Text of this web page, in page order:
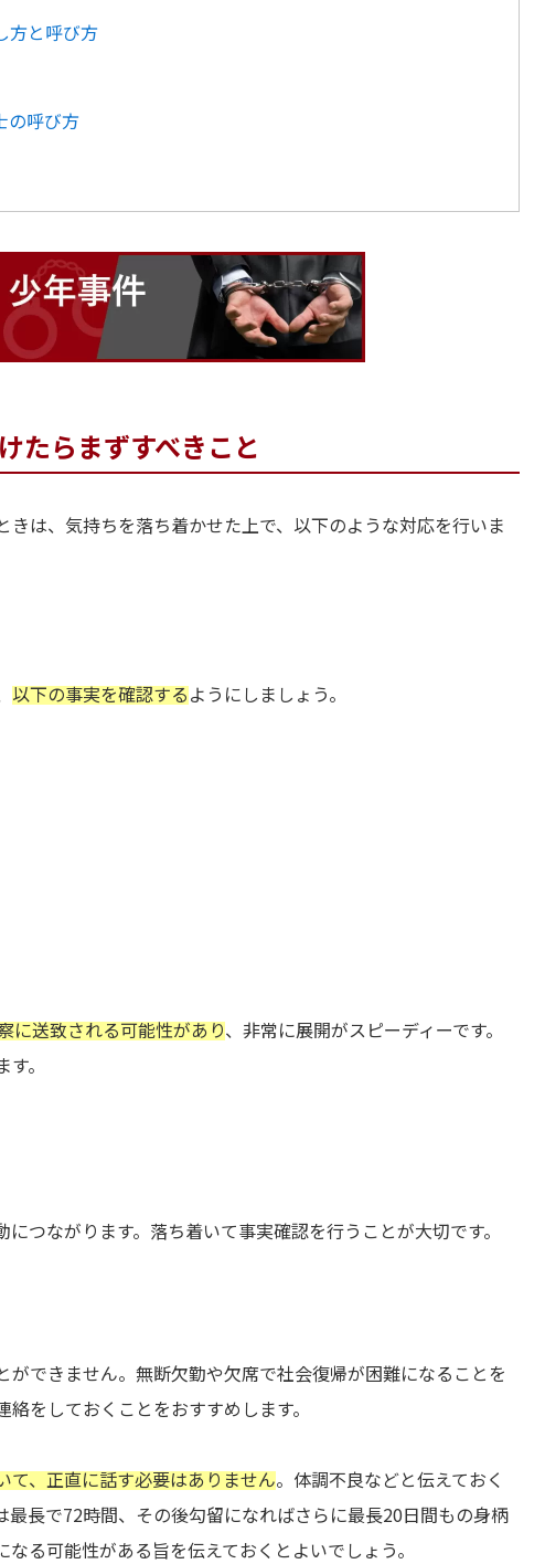
方と呼び方
の呼び方
たらまずすべきこと
は、気持ちを落ち着かせた上で、以下のような対応を行いま
以下の事実を確認するようにしましょう。
に送致される可能性があり、非常に展開がスピーディーです。
。
つながります。落ち着いて事実確認を行うことが大切です。
できません。無断欠勤や欠席で社会復帰が困難になることを
をしておくことをおすすめします。
て、正直に話す必要はありません。体調不良などと伝えておく
長で72時間、その後勾留になればさらに最長20日間もの身柄
る可能性がある旨を伝えておくとよいでしょう。